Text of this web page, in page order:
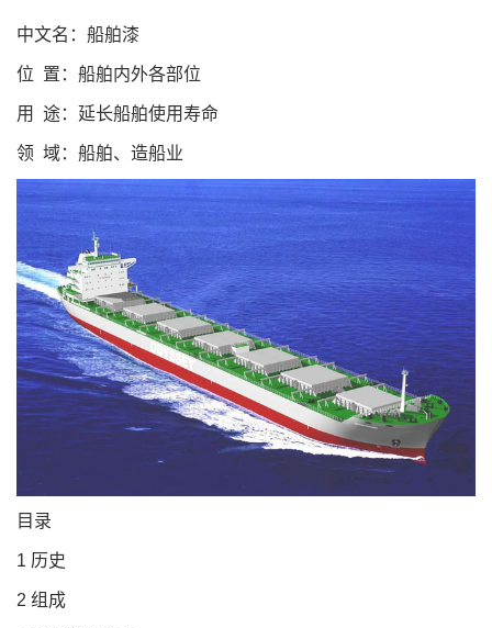
中文名：船舶漆
位 置：船舶内外各部位
用 途：延长船舶使用寿命
领 域：船舶、造船业
目录
1 历史
2 组成